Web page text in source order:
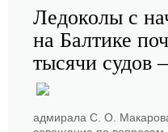
Ледоколы с
на Балтике
тысячи
адмирала С. О.